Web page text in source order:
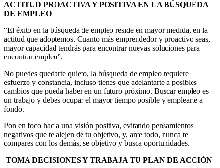
ACTITUD PROACTIVA Y POSITIVA EN LA BÚSQUEDA
DE EMPLEO
“El éxito en la búsqueda de empleo reside en mayor medida, en la
actitud que adoptemos. Cuanto más emprendedor y proactivo seas,
mayor capacidad tendrás para encontrar nuevas soluciones para
encontrar empleo”.
No puedes quedarte quieto, la búsqueda de empleo requiere
esfuerzo y constancia, incluso tienes que adelantarte a posibles
cambios que pueda haber en un futuro próximo. Buscar empleo es
un trabajo y debes ocupar el mayor tiempo posible y emplearte a
fondo.
Pon en foco hacia una visión positiva, evitando pensamientos
negativos que te alejen de tu objetivo, y, ante todo, nunca te
compares con los demás, se objetivo y busca oportunidades.
TOMA DECISIONES Y TRABAJA TU PLAN DE ACCIÓN